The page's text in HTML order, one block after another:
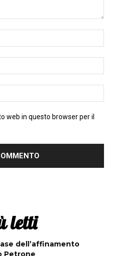
web in questo browser per il
letti
dell’affinamento
Petrone